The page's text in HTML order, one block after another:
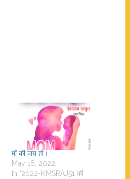
माँ की जय हो।
May 16, 2022
In "2022-KMSRAJ51 की